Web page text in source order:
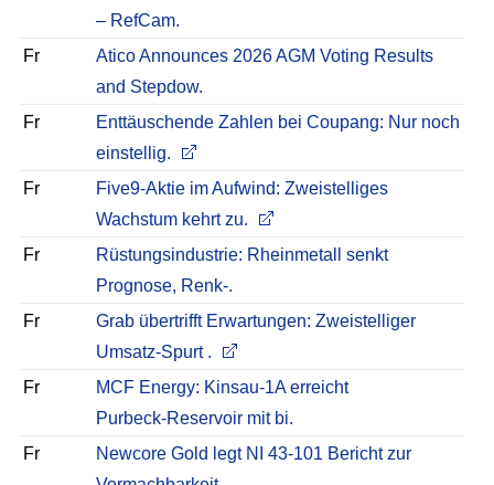
– RefCam.
Fr
Atico Announces 2026 AGM Voting Results
and Stepdow.
Fr
Enttäuschende Zahlen bei Coupang: Nur noch
einstellig.
Fr
Five9-Aktie im Aufwind: Zweistelliges
Wachstum kehrt zu.
Fr
Rüstungsindustrie: Rheinmetall senkt
Prognose, Renk-.
Fr
Grab übertrifft Erwartungen: Zweistelliger
Umsatz-Spurt .
Fr
MCF Energy: Kinsau‑1A erreicht
Purbeck‑Reservoir mit bi.
Fr
Newcore Gold legt NI 43‑101 Bericht zur